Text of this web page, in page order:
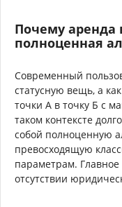
Почему аренда
полноценная
Современный
статусную вещь, а
точки А в точку Б с
таком контексте
собой полноценную
превосходящую
параметрам.
отсутствии